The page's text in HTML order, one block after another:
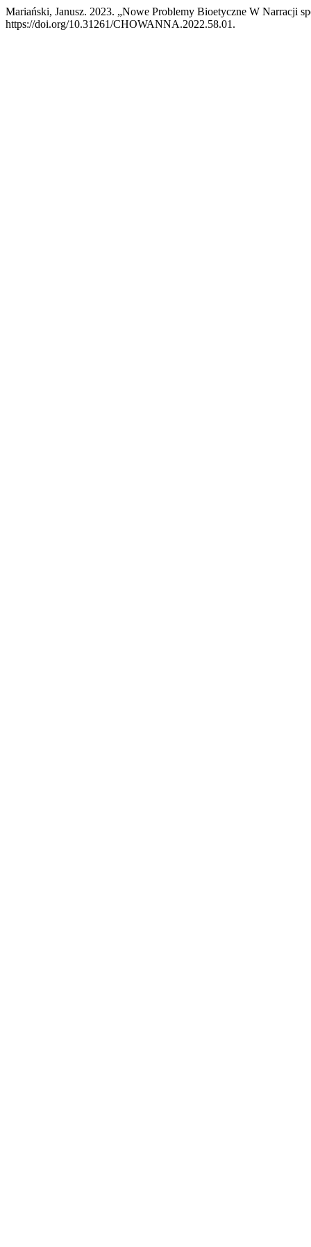
Mariański, Janusz. 2023. „Nowe Problemy Bioetyczne W Narracji
https://doi.org/10.31261/CHOWANNA.2022.58.01.